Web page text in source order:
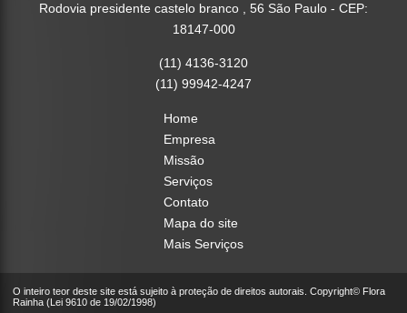
Rodovia presidente castelo branco , 56 São Paulo - CEP:
18147-000
(11) 4136-3120
(11) 99942-4247
Home
Empresa
Missão
Serviços
Contato
Mapa do site
Mais Serviços
O inteiro teor deste site está sujeito à proteção de direitos autorais. Copyright© Flora
Rainha (Lei 9610 de 19/02/1998)